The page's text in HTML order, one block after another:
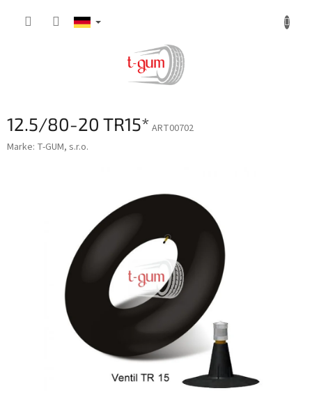
12.5/80-20 TR15* ART00702
Marke: T-GUM, s.r.o.